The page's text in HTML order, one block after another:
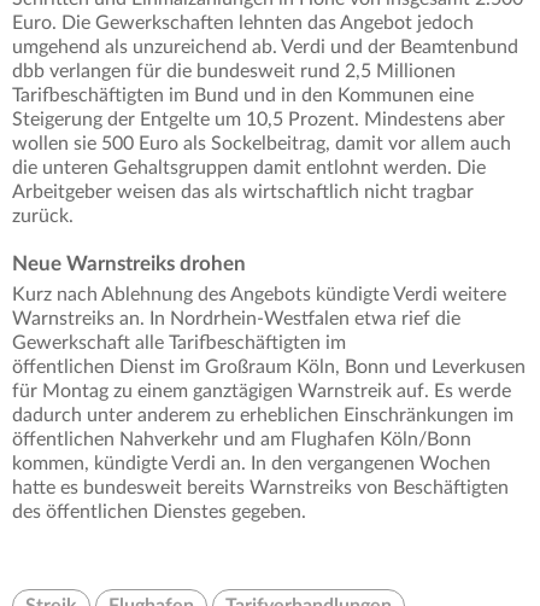
Euro. Die Gewerkschaften lehnten das Angebot jedoch
umgehend als unzureichend ab. Verdi und der Beamtenbund
dbb verlangen für die bundesweit rund 2,5 Millionen
Tarifbeschäftigten im Bund und in den Kommunen eine
Steigerung der Entgelte um 10,5 Prozent. Mindestens aber
wollen sie 500 Euro als Sockelbeitrag, damit vor allem auch
die unteren Gehaltsgruppen damit entlohnt werden. Die
Arbeitgeber weisen das als wirtschaftlich nicht tragbar
zurück.
Neue Warnstreiks drohen
Kurz nach Ablehnung des Angebots kündigte Verdi weitere
Warnstreiks an. In Nordrhein-Westfalen etwa rief die
Gewerkschaft alle Tarifbeschäftigten im
öffentlichen Dienst im Großraum Köln, Bonn und Leverkusen
für Montag zu einem ganztägigen Warnstreik auf. Es werde
dadurch unter anderem zu erheblichen Einschränkungen im
öffentlichen Nahverkehr und am Flughafen Köln/Bonn
kommen, kündigte Verdi an. In den vergangenen Wochen
hatte es bundesweit bereits Warnstreiks von Beschäftigten
des öffentlichen Dienstes gegeben.